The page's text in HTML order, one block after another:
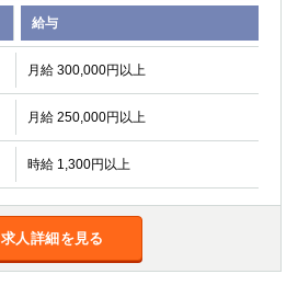
給与
月給 300,000円以上
月給 250,000円以上
時給 1,300円以上
求人詳細を見る
南越谷
川越
南浦和
熊谷
川口